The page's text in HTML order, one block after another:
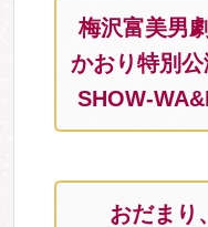
梅沢富美男
かおり特別
SHOW-
おだまり